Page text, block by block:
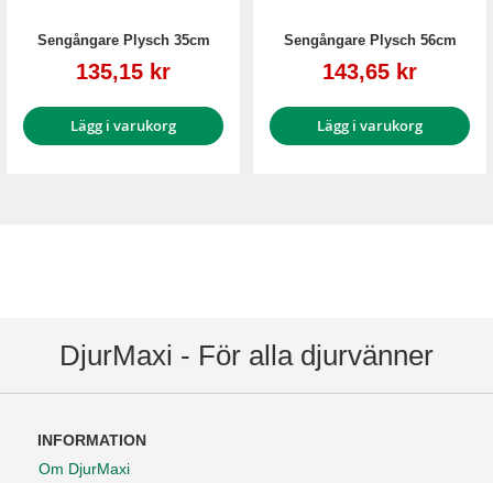
Sengångare Plysch 35cm
Reapris
135,15 kr
Lägg i varukorg
Sengångare Plysch 56cm
Reapris
143,65 kr
Lägg i varukorg
DjurMaxi - För alla djurvänner
INFORMATION
Om DjurMaxi